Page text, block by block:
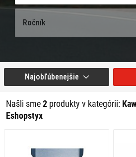
Ročník
Našli sme2 produkty v kategórii:
Eshopstyx
Najobľúbenejšie